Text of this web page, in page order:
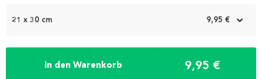
21 x 30 cm 9,95 €
In den Warenkorb 9,95 €